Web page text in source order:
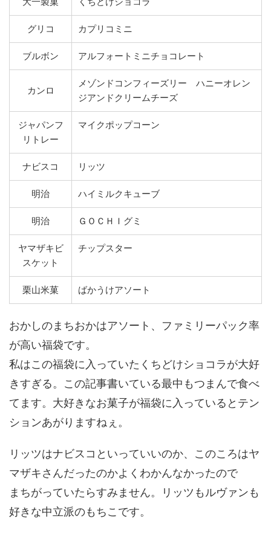
グリコ カプリコミニ
ブルボン アルフォートミニチョコレート
カンロ
メゾンドコンフィーズリー ハニーオレン
ジアンドクリームチーズ
ジャパンフ
リトレー
マイクポップコーン
ナビスコ リッツ
明治 ハイミルクキューブ
明治 ＧＯＣＨＩグミ
ヤマザキビ
スケット
チップスター
栗山米菓 ばかうけアソート
おかしのまちおかはアソート、ファミリーパック率
が高い福袋です。
私はこの福袋に入っていたくちどけショコラが大好
きすぎる。この記事書いている最中もつまんで食べ
てます。大好きなお菓子が福袋に入っているとテン
ションあがりますねぇ。
リッツはナビスコといっていいのか、このころはヤ
マザキさんだったのかよくわかんなかったので
まちがっていたらすみません。リッツもルヴァンも
好きな中立派のもちこです。